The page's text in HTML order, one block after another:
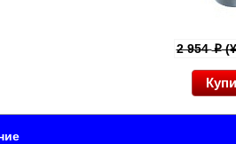
2 954p